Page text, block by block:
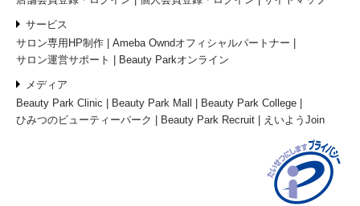
サービス
サロン専用HP制作
Ameba Owndオフィシャルパートナー
サロン運営サポート
Beauty Parkオンライン
メディア
Beauty Park Clinic
Beauty Park Mall
Beauty Park College
ひみつのビューティーパーク
Beauty Park Recruit えいようJoin